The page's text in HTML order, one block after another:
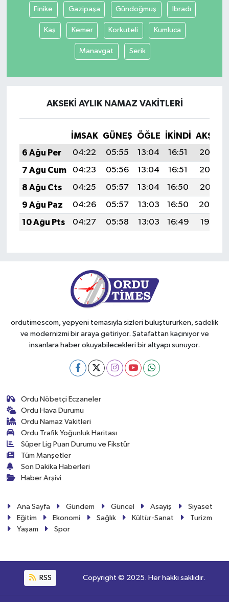
Finike Gazipaşa Gündoğmuş İbradı
Kaş Kemer Korkuteli Kumluca
Manavgat Serik
AKSEKI AYLIK NAMAZ VAKITLERI
İMSAK GÜNEŞ ÖĞLE İKINDI
AKŞAM
6 Ağu Per
04:22 05:55 13:04 16:51
20:03
7 Ağu Cum
04:23 05:56 13:04 16:51
20:02
8 Ağu Cts
04:25 05:57 13:04 16:50
20:01
9 Ağu Paz
04:26 05:57 13:03 16:50
20:00
10 Ağu Pts
04:27 05:58 13:03 16:49 19:58
ordutimescom, yepyeni temasıyla sizleri buluştururken, sadelik
ve modernizmi bir araya getiriyor. Şatafattan kaçınıyor ve
insanlara haber okuyabilecekleri bir altyapı sunuyor.
Ordu Nöbetçi Eczaneler
Ordu Hava Durumu
Ordu Namaz Vakitleri
Ordu Trafik Yoğunluk Haritası
Süper Lig Puan Durumu ve Fikstür
Tüm Manşetler
Son Dakika Haberleri
Haber Arşivi
Ana Sayfa Gündem Güncel Asayiş
Siyaset
Eğitim
Ekonomi Sağlık Kültür-Sanat
Turizm
Yaşam
Spor
RSS Copyright © 2025. Her hakkı saklıdır.